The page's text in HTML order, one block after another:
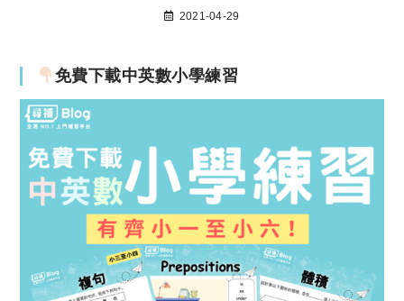
2021-04-29
免費下載中英數小學練習